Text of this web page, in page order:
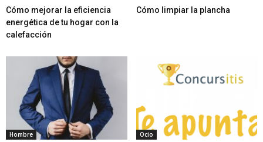
Cómo mejorar la eficiencia
energética de tu hogar con la
calefacción
Cómo limpiar la plancha
Hombre Ocio